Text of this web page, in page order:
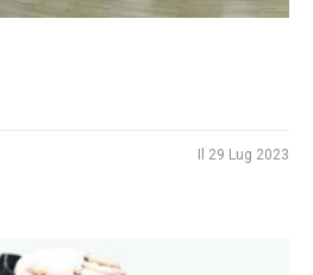
29 Lug 2023